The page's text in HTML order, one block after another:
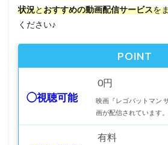
状況とおすすめの動画配信サービスを
ください♪
POINT
◯視聴可能
0円
映画『レゴバットマン
画が配信されています
有料